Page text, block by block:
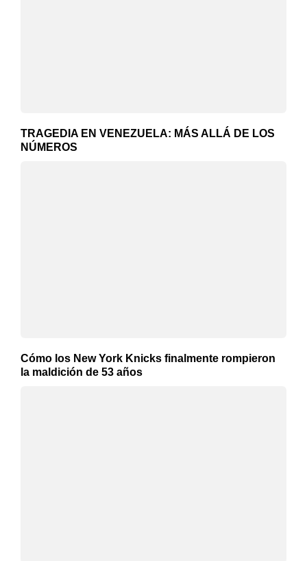
TRAGEDIA EN VENEZUELA: MÁS ALLÁ DE LOS
NÚMEROS
Cómo los New York Knicks finalmente rompieron
la maldición de 53 años